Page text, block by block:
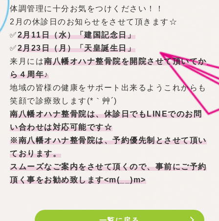
体調管理に十分お気をつけください！！
2月の休診日のお知らせをさせて頂きます☆
✅2月11日（水）「建国記念日」
✅2月23日（月）「天皇誕生日」
来月には南八幡オハナ整骨院を開院させて頂いてか
ら４周年♪
地域の皆様の健康をサポート出来るようこれからも
笑顔で診療致します(*｀艸´)
南八幡オハナ整骨院は、休診日でもLINEでのお問
い合わせは対応可能です☆
※南八幡オハナ整骨院は、予約優先制とさせて頂い
ております。
スムーズなご案内をさせて頂くので、事前にご予約
頂く事をお勧め致します<m(__)m>